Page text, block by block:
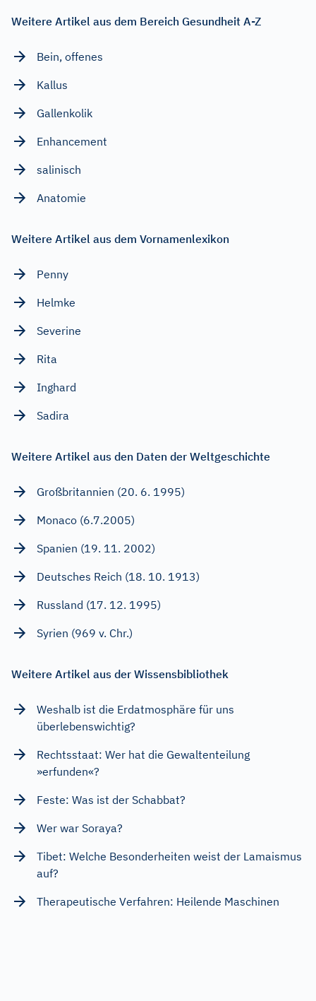
Weitere Artikel aus dem Bereich Gesundheit A-Z
Bein, offenes
Kallus
Gallenkolik
Enhancement
salinisch
Anatomie
Weitere Artikel aus dem Vornamenlexikon
Penny
Helmke
Severine
Rita
Inghard
Sadira
Weitere Artikel aus den Daten der Weltgeschichte
Großbritannien (20. 6. 1995)
Monaco (6.7.2005)
Spanien (19. 11. 2002)
Deutsches Reich (18. 10. 1913)
Russland (17. 12. 1995)
Syrien (969 v. Chr.)
Weitere Artikel aus der Wissensbibliothek
Weshalb ist die Erdatmosphäre für uns
überlebenswichtig?
Rechtsstaat: Wer hat die Gewaltenteilung
»erfunden«?
Feste: Was ist der Schabbat?
Wer war Soraya?
Tibet: Welche Besonderheiten weist der Lamaismus
auf?
Therapeutische Verfahren: Heilende Maschinen